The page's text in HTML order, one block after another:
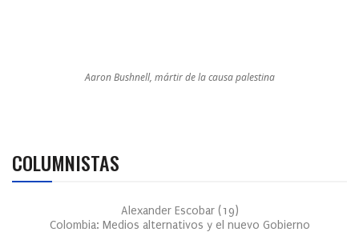
Aaron Bushnell, mártir de la causa palestina
COLUMNISTAS
Alexander Escobar (19)
Colombia: Medios alternativos y el nuevo Gobierno